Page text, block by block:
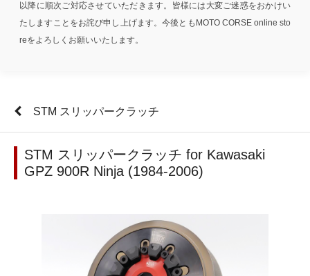
以降に順次ご対応させていただきます。皆様には大変ご迷惑をおかけい
たしますことをお詫び申し上げます。今後ともMOTO CORSE online sto
reをよろしくお願いいたします。
STM スリッパークラッチ
STM スリッパークラッチ for Kawasaki
GPZ 900R Ninja (1984-2006)